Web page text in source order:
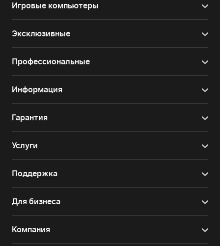
Игровые компьютеры
Эксклюзивные
Профессиональные
Информация
Гарантия
Услуги
Поддержка
Для бизнеса
Компания